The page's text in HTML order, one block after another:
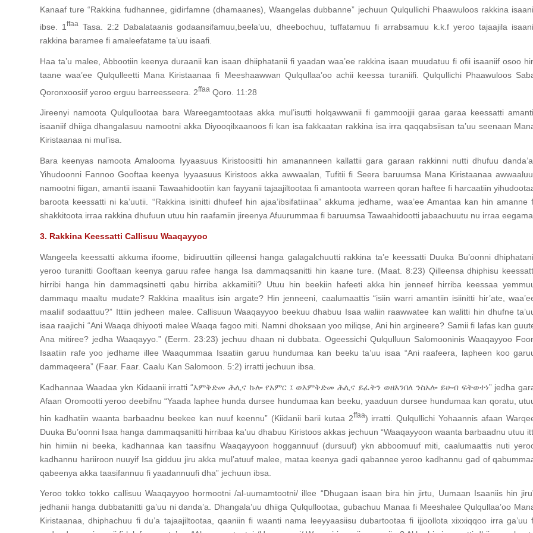
Kanaaf ture “Rakkina fudhannee, gidirfamne (dhamaanes), Waangelas dubbanne” jechuun Qulqullichi Phaawuloos rakkina
ibse. 1 ffaa Tasa. 2:2 Dabalataanis godaansifamuu,beela’uu, dheebochuu, tuffatamuu fi arrabsamuu k.k.f yeroo tajaajila
rakkina baramee fi amaleefatame ta’uu isaafi.
Haa ta’u malee, Abbootiin keenya duraanii kan isaan dhiiphatanii fi yaadan waa’ee rakkina isaan muudatuu fi ofii isaaniif osoo
taane waa’ee Qulqulleetti Mana Kiristaanaa fi Meeshaawwan Qulqullaa’oo achii keessa turaniifi. Qulqullichi Phaawuloos
Qoronxoosiif yeroo erguu barreesseera. 2ffaa Qoro. 11:28
Jireenyi namoota Qulqullootaa bara Wareegamtootaas akka mul’isutti holqawwanii fi gammoojjii garaa garaa keessatti
isaaniif dhiiga dhangalasuu namootni akka Diyooqilxaanoos fi kan isa fakkaatan rakkina isa irra qaqqabsiisan ta’uu seenaan
Kiristaanaa ni mul’isa.
Bara keenyas namoota Amalooma Iyyaasuus Kiristoositti hin amananneen kallattii gara garaan rakkinni nutti dhufuu
Yihudoonni Fannoo Gooftaa keenya Iyyaasuus Kiristoos akka awwaalan, Tufitii fi Seera baruumsa Mana Kiristaanaa
namootni fiigan, amantii isaanii Tawaahidootiin kan fayyanii tajaajiltootaa fi amantoota warreen qoran haftee fi harcaatiin
baroota keessatti ni ka’uutii. “Rakkina isinitti dhufeef hin ajaa’ibsifatiinaa” akkuma jedhame, waa’ee Amantaa kan hin amanne
shakkitoota irraa rakkina dhufuun utuu hin raafamiin jireenya Afuurummaa fi baruumsa Tawaahidootti jabaachuutu nu irraa
3. Rakkina Keessatti Callisuu Waaqayyoo
Wangeela keessatti akkuma ifoome, bidiruuttiin qilleensi hanga galagalchuutti rakkina ta’e keessatti Duuka Bu’oonni
yeroo turanitti Gooftaan keenya garuu rafee hanga Isa dammaqsanitti hin kaane ture. (Maat. 8:23) Qilleensa dhiphisu
hirribi hanga hin dammaqsinetti qabu hirriba akkamiitii? Utuu hin beekiin hafeeti akka hin jenneef hirriba keessaa
dammaqu maaltu mudate? Rakkina maalitus isin argate? Hin jenneeni, caalumaattis “isiin warri amantiin isiinitti hir’ate,
maaliif sodaattuu?” Ittiin jedheen malee. Callisuun Waaqayyoo beekuu dhabuu Isaa waliin raawwatee kan walitti hin dhufne
isaa raajichi “Ani Waaqa dhiyooti malee Waaqa fagoo miti. Namni dhoksaan yoo miliqse, Ani hin argineere? Samii fi lafas kan
Ana mitiree? jedha Waaqayyo.” (Eerm. 23:23) jechuu dhaan ni dubbata. Ogeessichi Qulqulluun Salomooninis Waaqayyoo
Isaatiin rafe yoo jedhame illee Waaqummaa Isaatiin garuu hundumaa kan beeku ta’uu isaa “Ani raafeera, lapheen koo
dammaqeera” (Faar. Faar. Caalu Kan Salomoon. 5:2) irratti jechuun ibsa.
Kadhannaa Waadaa ykn Kidaanii irratti “እምቅድመ ሕሊና ኩሎ የአምር ፤ ወእምቅድመ ሕሊና ይፈትን ወዘእንበለ ንስአሎ ይሁብ ፍትወተነ” jedha
Afaan Oromootti yeroo deebifnu “Yaada laphee hunda dursee hundumaa kan beeku, yaaduun dursee hundumaa kan qoratu,
hin kadhatiin waanta barbaadnu beekee kan nuuf keennu” (Kiidanii barii kutaa 2ffaa) irratti. Qulqullichi Yohaannis afaan
Duuka Bu’oonni Isaa hanga dammaqsanitti hirribaa ka’uu dhabuu Kiristoos akkas jechuun “Waaqayyoon waanta barbaadnu utuu
hin himiin ni beeka, kadhannaa kan taasifnu Waaqayyoon hoggannuuf (dursuuf) ykn abboomuuf miti, caalumaattis nuti
kadhannu hariiroon nuuyif Isa gidduu jiru akka mul’atuuf malee, mataa keenya gadi qabannee yeroo kadhannu gad of
qabeenya akka taasifannuu fi yaadannuufi dha” jechuun ibsa.
Yeroo tokko tokko callisuu Waaqayyoo hormootni /al-uumamtootni/ illee “Dhugaan isaan bira hin jirtu, Uumaan Isaaniis hin
jedhanii hanga dubbatanitti ga’uu ni danda’a. Dhangala’uu dhiiga Qulqullootaa, gubachuu Manaa fi Meeshalee Qulqullaa’oo
Kiristaanaa, dhiphachuu fi du’a tajaajiltootaa, qaaniin fi waanti nama leeyyaasiisu dubartootaa fi ijjoollota xixxiqqoo irra ga’uu